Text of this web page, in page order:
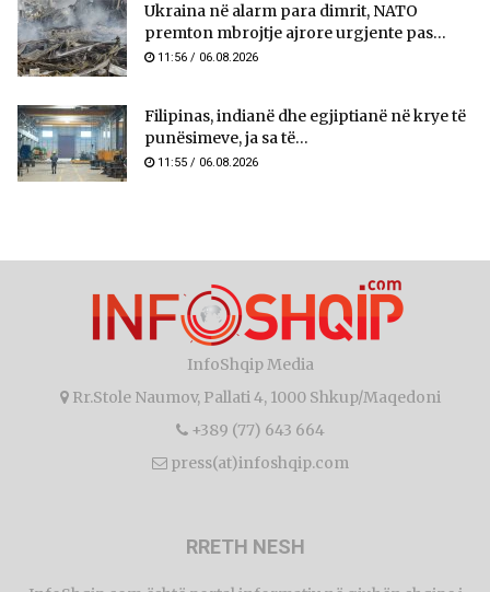
Ukraina në alarm para dimrit, NATO
premton mbrojtje ajrore urgjente pas...
11:56 / 06.08.2026
Filipinas, indianë dhe egjiptianë në krye të
punësimeve, ja sa të...
11:55 / 06.08.2026
InfoShqip Media
Rr.Stole Naumov, Pallati 4, 1000 Shkup/Maqedoni
+389 (77) 643 664
press(at)infoshqip.com
RRETH NESH